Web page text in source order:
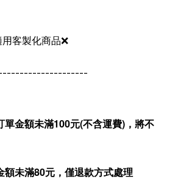
客製化商品❌
單金額未滿100元(不含運費)， 將不
額未滿80元，僅退款方式處理